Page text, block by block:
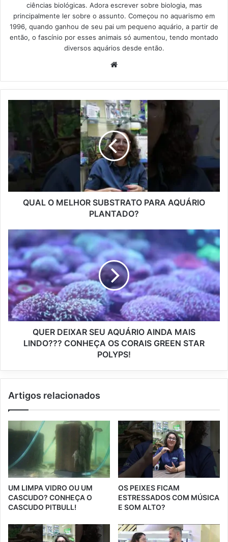
ciências biológicas. Adora escrever sobre biologia, mas
principalmente ler sobre o assunto. Começou no aquarismo em
1996, quando ganhou de seu pai um pequeno aquário, a partir de
então, o fascínio por esses animais só aumentou, tendo montado
diversos aquários desde então.
Website
QUAL O MELHOR SUBSTRATO PARA AQUÁRIO
PLANTADO?
QUER DEIXAR SEU AQUÁRIO AINDA MAIS
LINDO??? CONHEÇA OS CORAIS GREEN STAR
POLYPS!
Artigos relacionados
UM LIMPA VIDRO OU UM
CASCUDO? CONHEÇA O
CASCUDO PITBULL!
OS PEIXES FICAM
ESTRESSADOS COM MÚSICA
E SOM ALTO?